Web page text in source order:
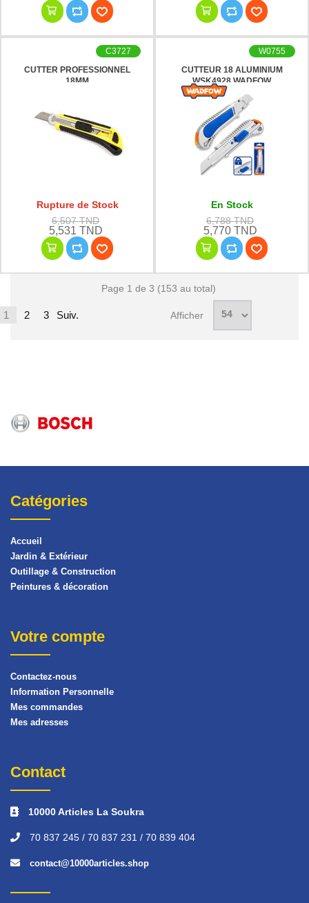
CUTTER PROFESSIONNEL
18MM
C3727
Rupture de Stock
6,507 TND
5,531 TND
CUTTEUR 18 ALUMINIUM
WSK4928 WADFOW
W0755
En Stock
6,788 TND
5,770 TND
Page 1 de 3 (153 au total)
1 2 3 Suiv. Afficher
Catégories
Accueil
Jardin & Extérieur
Outillage & Construction
Peintures & décoration
Votre compte
Contactez-nous
Information Personnelle
Mes commandes
Mes adresses
Contact
10000 Articles La Soukra
70 837 245 / 70 837 231 / 70 839 404
contact@10000articles.shop